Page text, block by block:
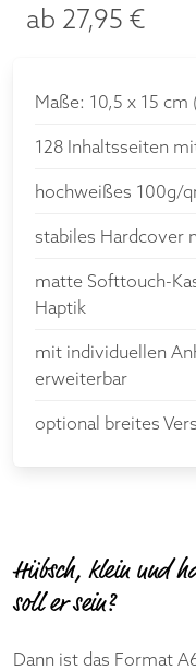
ab 27,95 €
Maße: 10,5 x 15 cm
128 Inhaltsseiten
hochweißes 100g/
stabiles Hardcover
matte Softtouch-
Haptik
mit individuellen
erweiterbar
optional breites
Hübsch, klein und
soll er sein?
Dann ist das Format